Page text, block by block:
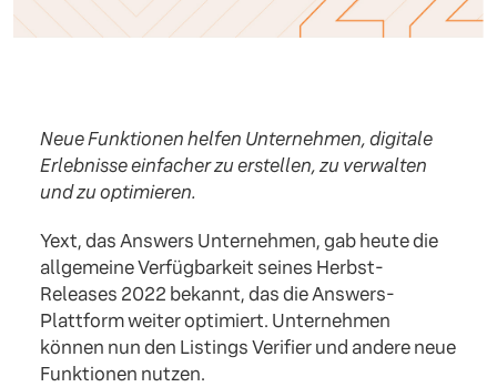
Neue Funktionen helfen Unternehmen, digitale
Erlebnisse einfacher zu erstellen, zu verwalten
und zu optimieren.
Yext, das Answers Unternehmen, gab heute die
allgemeine Verfügbarkeit seines Herbst-
Releases 2022 bekannt, das die Answers-
Plattform weiter optimiert. Unternehmen
können nun den Listings Verifier und andere neue
Funktionen nutzen.